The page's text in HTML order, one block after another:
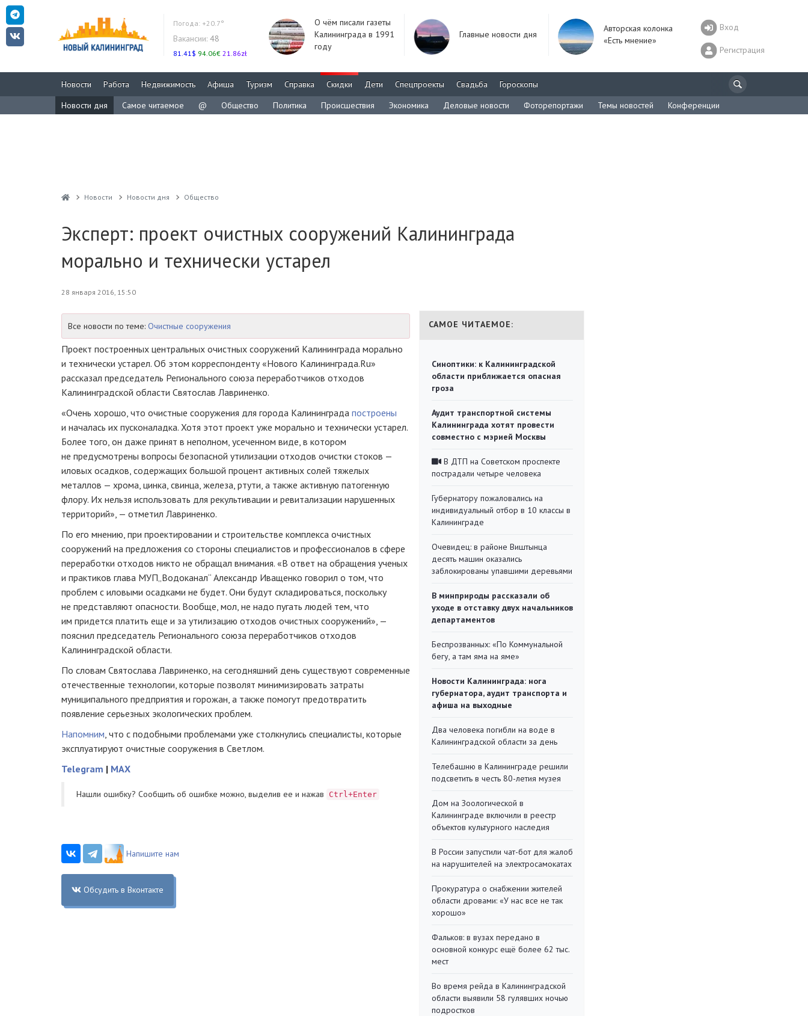
Погода: +20.7°
Вакансии: 48
81.41$ 94.06€ 21.86zł
О чём писали газеты
Калининграда в 1991
году
Главные новости дня
Авторская колонка
«Есть мнение»
Вход
Регистрация
Новости Работа Недвижимость Афиша Туризм Справка Скидки Дети Спецпроекты Свадьба
Гороскопы
Новости дня
Самое читаемое @ Общество Политика Происшествия Экономика Деловые новости Фоторепортажи Темы новостей Конференции
Новости Новости дня Общество
Эксперт: проект очистных сооружений Калининграда
морально и технически устарел
28 января 2016, 15:50
Все новости по теме: Очистные сооружения
Проект построенных центральных очистных сооружений Калининграда морально
и технически устарел. Об этом корреспонденту «Нового Калининграда.Ru»
рассказал председатель Регионального союза переработчиков отходов
Калининградской области Святослав Лавриненко.
«Очень хорошо, что очистные сооружения для города Калининграда построены
и началась их пусконаладка. Хотя этот проект уже морально и технически устарел.
Более того, он даже принят в неполном, усеченном виде, в котором
не предусмотрены вопросы безопасной утилизации отходов очистки стоков —
иловых осадков, содержащих большой процент активных солей тяжелых
металлов — хрома, цинка, свинца, железа, ртути, а также активную патогенную
флору. Их нельзя использовать для рекультивации и ревитализации нарушенных
территорий», — отметил Лавриненко.
По его мнению, при проектировании и строительстве комплекса очистных
сооружений на предложения со стороны специалистов и профессионалов в сфере
переработки отходов никто не обращал внимания. «В ответ на обращения ученых
и практиков глава МУП„Водоканал“ Александр Иващенко говорил о том, что
проблем с иловыми осадками не будет. Они будут складироваться, поскольку
не представляют опасности. Вообще, мол, не надо пугать людей тем, что
им придется платить еще и за утилизацию отходов очистных сооружений», —
пояснил председатель Регионального союза переработчиков отходов
Калининградской области.
По словам Святослава Лавриненко, на сегодняшний день существуют современные
отечественные технологии, которые позволят минимизировать затраты
муниципального предприятия и горожан, а также помогут предотвратить
появление серьезных экологических проблем.
Напомним, что с подобными проблемами уже столкнулись специалисты, которые
эксплуатируют очистные сооружения в Светлом.
Telegram | MAX
Нашли ошибку? Cообщить об ошибке можно, выделив ее и нажав Ctrl+Enter
Напишите нам
Обсудить в Вконтакте
САМОЕ ЧИТАЕМОЕ:
Синоптики: к Калининградской
области приближается опасная
гроза
Аудит транспортной системы
Калининграда хотят провести
совместно с мэрией Москвы
В ДТП на Советском проспекте
пострадали четыре человека
Губернатору пожаловались на
индивидуальный отбор в 10 классы в
Калининграде
Очевидец: в районе Виштынца
десять машин оказались
заблокированы упавшими деревьями
В минприроды рассказали об
уходе в отставку двух начальников
департаментов
Беспрозванных: «По Коммунальной
бегу, а там яма на яме»
Новости Калининграда: нога
губернатора, аудит транспорта и
афиша на выходные
Два человека погибли на воде в
Калининградской области за день
Телебашню в Калининграде решили
подсветить в честь 80-летия музея
Дом на Зоологической в
Калининграде включили в реестр
объектов культурного наследия
В России запустили чат-бот для жалоб
на нарушителей на электросамокатах
Прокуратура о снабжении жителей
области дровами: «У нас все не так
хорошо»
Фальков: в вузах передано в
основной конкурс ещё более 62 тыс.
мест
Во время рейда в Калининградской
области выявили 58 гулявших ночью
подростков